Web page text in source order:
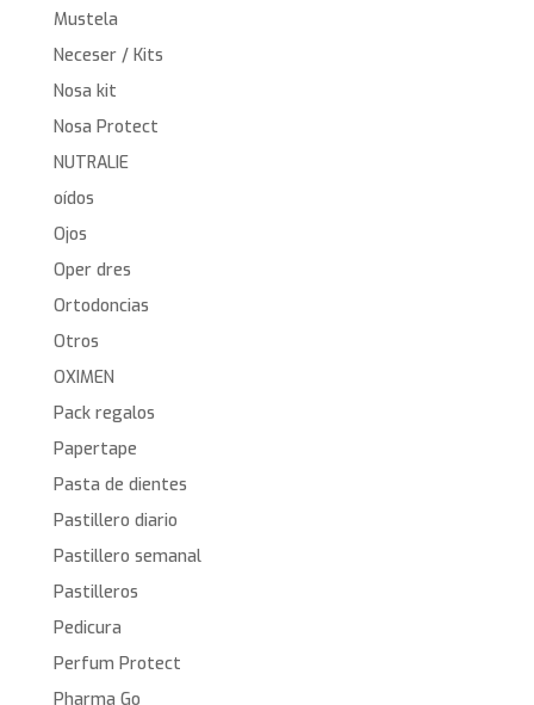
Mustela
Neceser / Kits
Nosa kit
Nosa Protect
NUTRALIE
oídos
Ojos
Oper dres
Ortodoncias
Otros
OXIMEN
Pack regalos
Papertape
Pasta de dientes
Pastillero diario
Pastillero semanal
Pastilleros
Pedicura
Perfum Protect
Pharma Go